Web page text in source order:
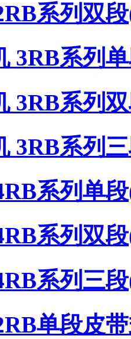
系列双段
3RB系列
3RB系列
3RB系列
系列单段
系列双段
系列三段
单段皮